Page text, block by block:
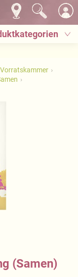
Vorratskammer
(Samen)